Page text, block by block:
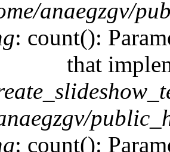
anaegzgv/
: count():
that
: count():